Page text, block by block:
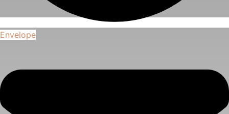
Envelope